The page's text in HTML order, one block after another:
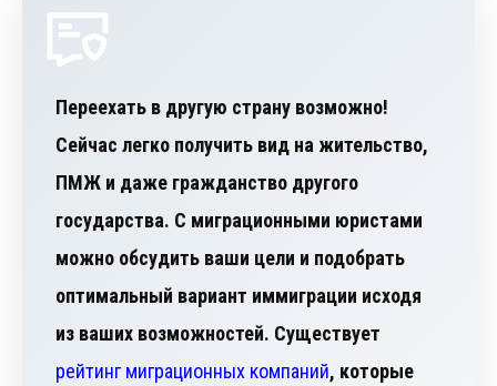
Переехать в другую страну возможно!
Сейчас легко получить вид на жительство,
ПМЖ и даже гражданство другого
государства. С миграционными юристами
можно обсудить ваши цели и подобрать
оптимальный вариант иммиграции исходя
из ваших возможностей. Существует
рейтинг миграционных компаний, которые